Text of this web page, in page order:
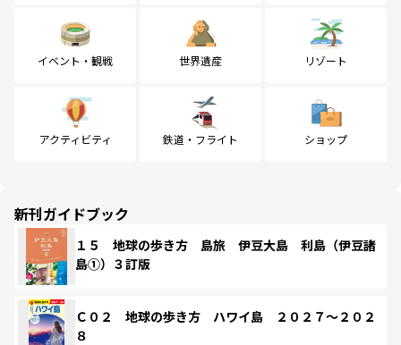
イベント・観戦 世界遺産 リゾート
アクティビティ 鉄道・フライト ショップ
新刊ガイドブック
１５ 地球の歩き方 島旅 伊豆大島 利島（伊豆諸
島①）３訂版
Ｃ０２ 地球の歩き方 ハワイ島 ２０２７～２０２
８